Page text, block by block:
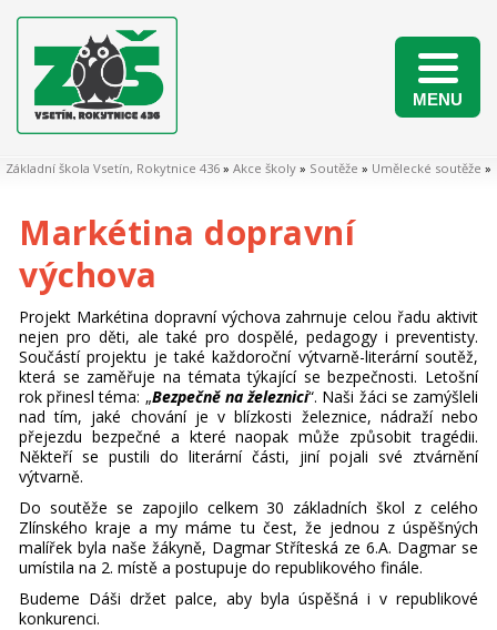
MENU
Základní škola Vsetín, Rokytnice 436 » Akce školy » Soutěže » Umělecké soutěže »
Markétina dopravní
výchova
Projekt Markétina dopravní výchova zahrnuje celou řadu aktivit
nejen pro děti, ale také pro dospělé, pedagogy i preventisty.
Součástí projektu je také každoroční výtvarně-literární soutěž,
která se zaměřuje na témata týkající se bezpečnosti. Letošní
rok přinesl téma: „Bezpečně na železnici“. Naši žáci se zamýšleli
nad tím, jaké chování je v blízkosti železnice, nádraží nebo
přejezdu bezpečné a které naopak může způsobit tragédii.
Někteří se pustili do literární části, jiní pojali své ztvárnění
výtvarně.
Do soutěže se zapojilo celkem 30 základních škol z celého
Zlínského kraje a my máme tu čest, že jednou z úspěšných
malířek byla naše žákyně, Dagmar Stříteská ze 6.A. Dagmar se
umístila na 2. místě a postupuje do republikového finále.
Budeme Dáši držet palce, aby byla úspěšná i v republikové
konkurenci.